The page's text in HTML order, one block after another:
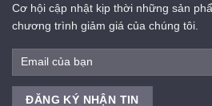
Cơ hội cập nhật kịp thời những sản
chương trình giảm giá của chúng tôi.